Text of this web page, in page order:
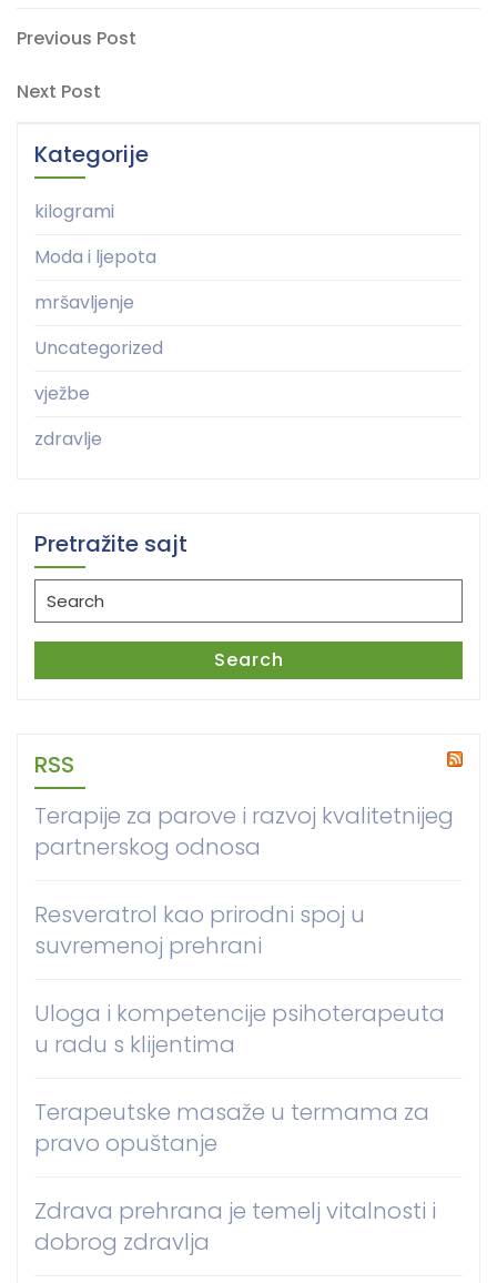
Navigacija
objava
Previous
Previous Post
Next
Next Post
Kategorije
kilogrami
Moda i ljepota
mršavljenje
Uncategorized
vježbe
zdravlje
Pretražite sajt
Search
for:
Search
RSS
Terapije za parove i razvoj kvalitetnijeg
partnerskog odnosa
Resveratrol kao prirodni spoj u
suvremenoj prehrani
Uloga i kompetencije psihoterapeuta
u radu s klijentima
Terapeutske masaže u termama za
pravo opuštanje
Zdrava prehrana je temelj vitalnosti i
dobrog zdravlja